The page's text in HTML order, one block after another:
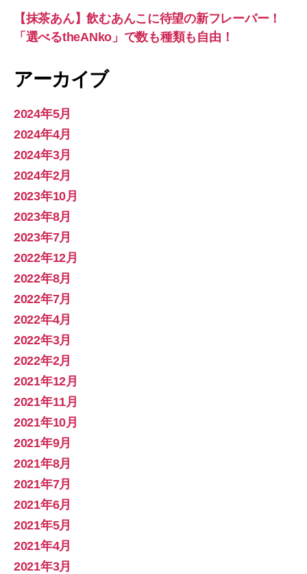
【抹茶あん】飲むあんこに待望の新フレーバー！
「選べるtheANko」で数も種類も自由！
アーカイブ
2024年5月
2024年4月
2024年3月
2024年2月
2023年10月
2023年8月
2023年7月
2022年12月
2022年8月
2022年7月
2022年4月
2022年3月
2022年2月
2021年12月
2021年11月
2021年10月
2021年9月
2021年8月
2021年7月
2021年6月
2021年5月
2021年4月
2021年3月